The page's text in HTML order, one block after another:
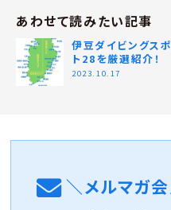
あわせて読みたい記事
伊豆ダイビングスポ
ト28を厳選紹介！
2023.10.17
＼メルマガ